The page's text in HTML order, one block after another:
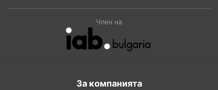
Член на
За компанията